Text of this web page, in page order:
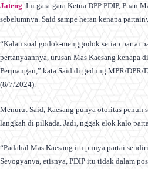
Jateng . Ini gara-gara Ketua DPP PDIP, Puan
sebelumnya. Said sampe heran kenapa
“Kalau soal godok-menggodok setiap partai
pertanyaannya, urusan Mas Kaesang kenapa
Perjuangan,” kata Said di gedung MPR/DPR/
(8/7/2024).
Menurut Said, Kaesang punya otoritas penuh
langkah di pilkada. Jadi, nggak elok kalo
“Padahal Mas Kaesang itu punya partai
Seyogyanya, etisnya, PDIP itu tidak dalam